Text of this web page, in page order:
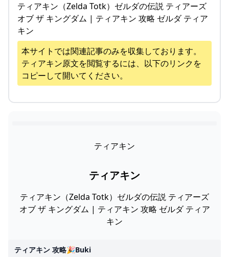
ティアキン（Zelda Totk）ゼルダの伝説 ティアーズ
オブ ザ キングダム | ティアキン 攻略 ゼルダ ティア
キン
本サイトでは関連記事のみを収集しております。
ティアキン原文を閲覧するには、以下のリンクを
コピーして開いてください。
ティアキン
ティアキン
ティアキン（Zelda Totk）ゼルダの伝説 ティアーズ
オブ ザ キングダム | ティアキン 攻略 ゼルダ ティア
キン
ティアキン 攻略🎉buki